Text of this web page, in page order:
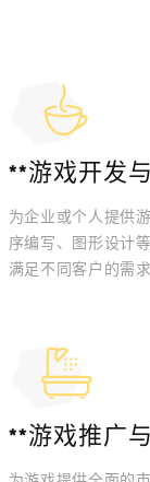
**游戏开发
为企业或个人提供
序编写、图形设计
满足不同客户的需求
**游戏推广